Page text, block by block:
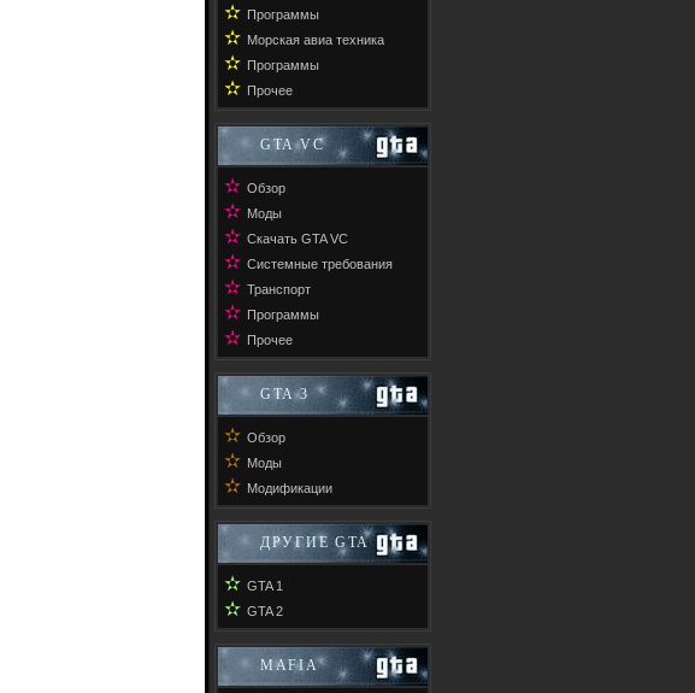
✫ Программы
✫ Морская авиа техника
✫ Программы
✫ Прочее
GTA VC
✫ Обзор
✫ Моды
✫ Скачать GTA VC
✫ Системные требования
✫ Транспорт
✫ Программы
✫ Прочее
GTA 3
✫ Обзор
✫ Моды
✫ Модификации
ДРУГИЕ GTA
✫ GTA 1
✫ GTA 2
MAFIA